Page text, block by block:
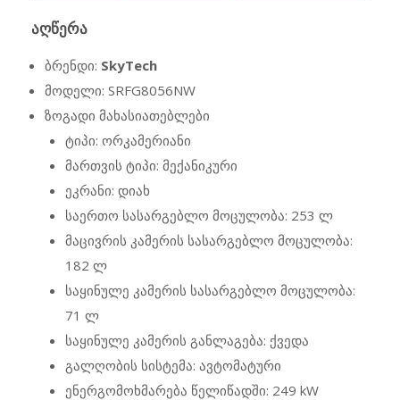
ᲐᲦᲬᲔᲠᲐ
ბრენდი: SkyTech
მოდელი: SRFG8056NW
ზოგადი მახასიათებლები
ტიპი: ორკამერიანი
მართვის ტიპი: მექანიკური
ეკრანი: დიახ
საერთო სასარგებლო მოცულობა: 253 ლ
მაცივრის კამერის სასარგებლო მოცულობა:
182 ლ
საყინულე კამერის სასარგებლო მოცულობა:
71 ლ
საყინულე კამერის განლაგება: ქვედა
გალღობის სისტემა: ავტომატური
ენერგომოხმარება წელიწადში: 249 kW